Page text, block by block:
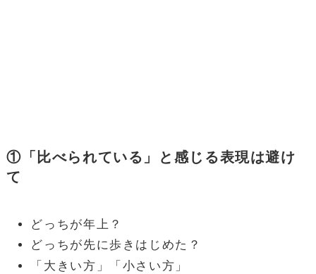
①「比べられている」と感じる表現は避け
て
どっちが年上？
どっちが先に歩きはじめた？
「大きい方」「小さい方」